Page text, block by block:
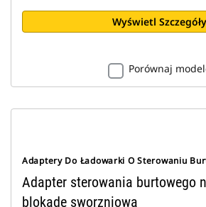
Wyświetl Szczegóły
Porównaj
Adaptery Do Ładowarki O Sterowaniu
Adapter sterowania burtowego
blokadę sworzniową